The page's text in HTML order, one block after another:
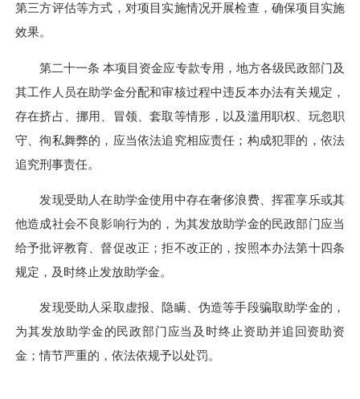
第三方评估等方式，对项目实施情况开展检查，确保项目实施
效果。
第二十一条 本项目资金应专款专用，地方各级民政部门及
其工作人员在助学金分配和审核过程中违反本办法有关规定，
存在挤占、挪用、冒领、套取等情形，以及滥用职权、玩忽职
守、徇私舞弊的，应当依法追究相应责任；构成犯罪的，依法
追究刑事责任。
发现受助人在助学金使用中存在奢侈浪费、挥霍享乐或其
他造成社会不良影响行为的，为其发放助学金的民政部门应当
给予批评教育、督促改正；拒不改正的，按照本办法第十四条
规定，及时终止发放助学金。
发现受助人采取虚报、隐瞒、伪造等手段骗取助学金的，
为其发放助学金的民政部门应当及时终止资助并追回资助资
金；情节严重的，依法依规予以处罚。